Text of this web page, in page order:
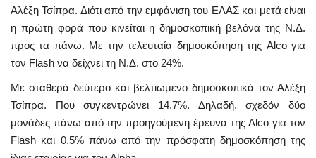
Αλέξη Τσίπρα. Διότι από την εμφάνιση του ΕΛΑΣ και μετά είναι
η πρώτη φορά που κινείται η δημοσκοπική βελόνα της Ν.Δ.
προς τα πάνω. Με την τελευταία δημοσκόπηση της Alco για
τον Flash να δείχνει τη Ν.Δ. στο 24%.
Με σταθερά δεύτερο και βελτιωμένο δημοσκοπικά τον Αλέξη
Τσίπρα. Που συγκεντρώνει 14,7%. Δηλαδή, σχεδόν δύο
μονάδες πάνω από την προηγούμενη έρευνα της Alco για τον
Flash και 0,5% πάνω από την πρόσφατη δημοσκόπηση της